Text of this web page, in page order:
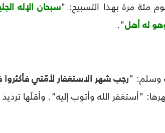
مرة بهذا التسبيح: "سبحان الإله
له أهل".
وسلم: "رجب شهر الاستغفار لأمّتي فأكثروا
"أستغفر الله وأتوب إليه". وأقلّها